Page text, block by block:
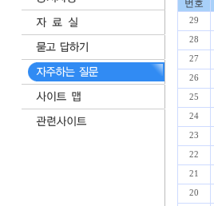
번호
29
28
27
26
25
24
23
22
21
20